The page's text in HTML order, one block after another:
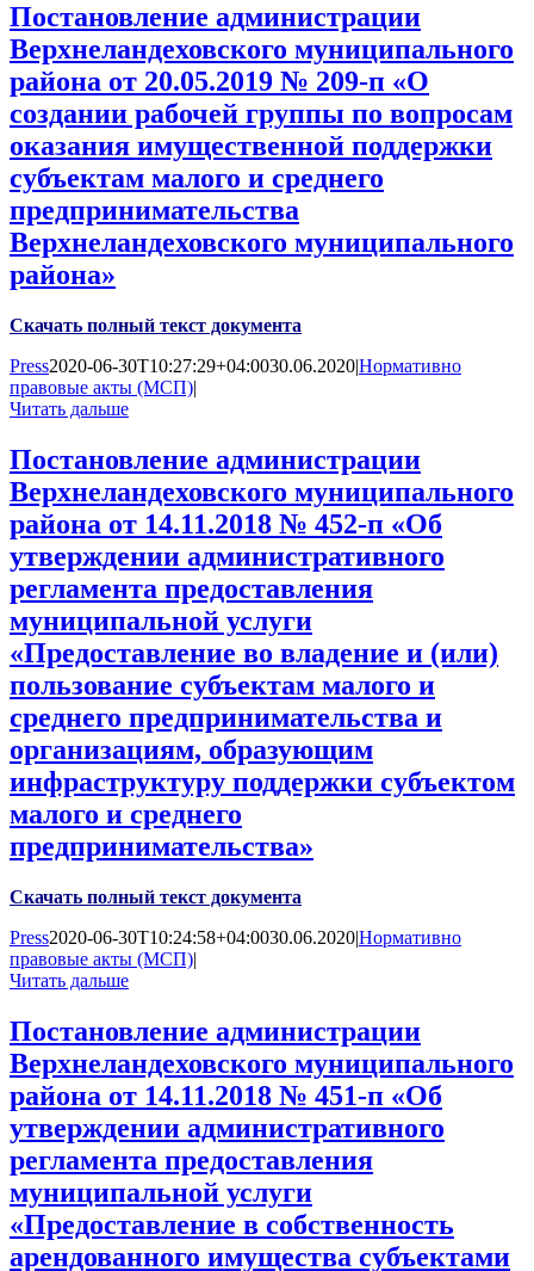
Постановление администрации
Верхнеландеховского муниципального
района от 20.05.2019 № 209-п «О
создании рабочей группы по вопросам
оказания имущественной поддержки
субъектам малого и среднего
предпринимательства
Верхнеландеховского муниципального
района»
Скачать полный текст документа
Press2020-06-30T10:27:29+04:0030.06.2020|Нормативно
правовые акты (МСП)|
Читать дальше
Постановление администрации
Верхнеландеховского муниципального
района от 14.11.2018 № 452-п «Об
утверждении административного
регламента предоставления
муниципальной услуги
«Предоставление во владение и (или)
пользование субъектам малого и
среднего предпринимательства и
организациям, образующим
инфраструктуру поддержки субъектом
малого и среднего
предпринимательства»
Скачать полный текст документа
Press2020-06-30T10:24:58+04:0030.06.2020|Нормативно
правовые акты (МСП)|
Читать дальше
Постановление администрации
Верхнеландеховского муниципального
района от 14.11.2018 № 451-п «Об
утверждении административного
регламента предоставления
муниципальной услуги
«Предоставление в собственность
арендованного имущества субъектами